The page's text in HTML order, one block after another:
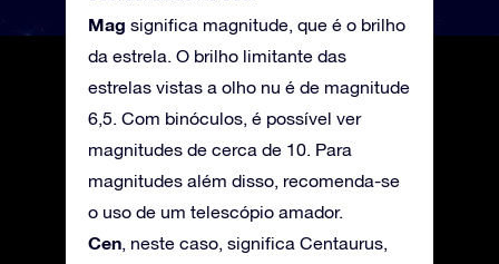
Mag significa magnitude, que é o brilho
da estrela. O brilho limitante das
estrelas vistas a olho nu é de magnitude
6,5. Com binóculos, é possível ver
magnitudes de cerca de 10. Para
magnitudes além disso, recomenda-se
o uso de um telescópio amador.
Cen, neste caso, significa Centaurus,